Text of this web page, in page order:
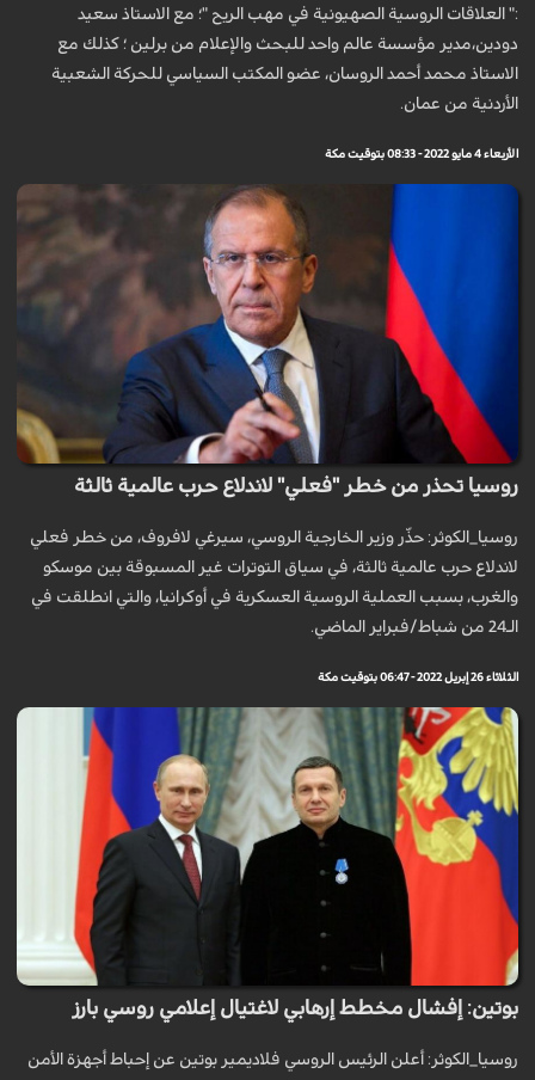
:" العلاقات الروسية الصهيونية في مهب الريح "؛ مع الاستاذ سعيد
دودين،مدير مؤسسة عالم واحد للبحث والإعلام من برلين ؛ كذلك مع
الاستاذ محمد أحمد الروسان، عضو المكتب السياسي للحركة الشعبية
الأردنية من عمان.
الأربعاء 4 مايو 2022 - 08:33 بتوقيت مكة
روسيا تحذر من خطر "فعلي" لاندلاع حرب عالمية ثالثة
روسيا_الكوثر: حذّر وزير الخارجية الروسي، سيرغي لافروف، من خطر فعلي
لاندلاع حرب عالمية ثالثة، في سياق التوترات غير المسبوقة بين موسكو
والغرب، بسبب العملية الروسية العسكرية في أوكرانيا، والتي انطلقت في
الـ24 من شباط/فبراير الماضي.
الثلاثاء 26 إبريل 2022 - 06:47 بتوقيت مكة
بوتين: إفشال مخطط إرهابي لاغتيال إعلامي روسي بارز
روسيا_الكوثر: أعلن الرئيس الروسي فلاديمير بوتين عن إحباط أجهزة الأمن